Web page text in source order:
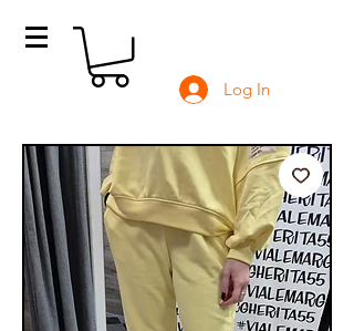
Log In